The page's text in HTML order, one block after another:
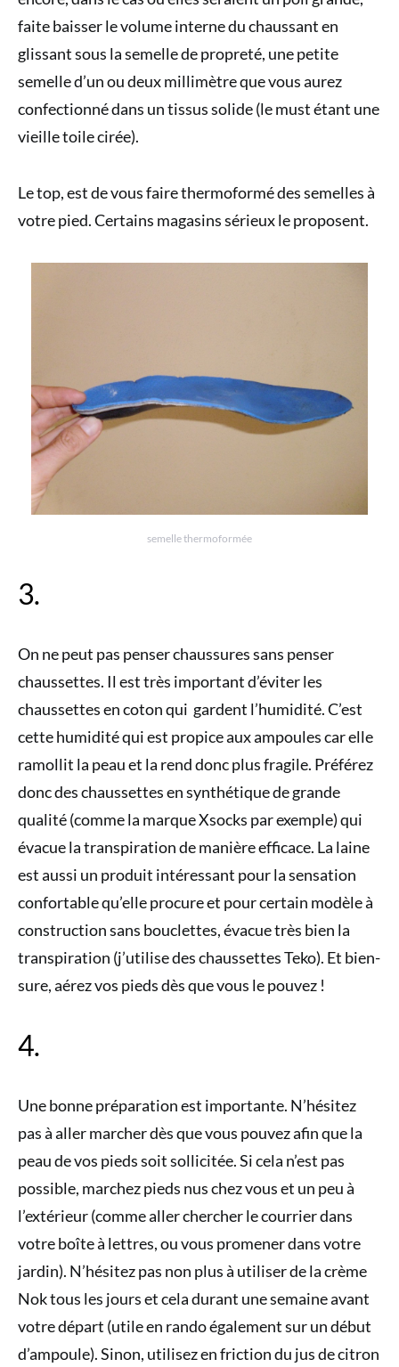
faite baisser le volume interne du chaussant en
glissant sous la semelle de propreté, une petite
semelle d’un ou deux millimètre que vous aurez
confectionné dans un tissus solide (le must étant une
vieille toile cirée).
Le top, est de vous faire thermoformé des semelles à
votre pied. Certains magasins sérieux le proposent.
semelle thermoformée
3.
On ne peut pas penser chaussures sans penser
chaussettes. Il est très important d’éviter les
chaussettes en coton qui gardent l’humidité. C’est
cette humidité qui est propice aux ampoules car elle
ramollit la peau et la rend donc plus fragile. Préférez
donc des chaussettes en synthétique de grande
qualité (comme la marque Xsocks par exemple) qui
évacue la transpiration de manière efficace. La laine
est aussi un produit intéressant pour la sensation
confortable qu’elle procure et pour certain modèle à
construction sans bouclettes, évacue très bien la
transpiration (j’utilise des chaussettes Teko). Et bien-
sure, aérez vos pieds dès que vous le pouvez !
4.
Une bonne préparation est importante. N’hésitez
pas à aller marcher dès que vous pouvez afin que la
peau de vos pieds soit sollicitée. Si cela n’est pas
possible, marchez pieds nus chez vous et un peu à
l’extérieur (comme aller chercher le courrier dans
votre boîte à lettres, ou vous promener dans votre
jardin). N’hésitez pas non plus à utiliser de la crème
Nok tous les jours et cela durant une semaine avant
votre départ (utile en rando également sur un début
d’ampoule). Sinon, utilisez en friction du jus de citron